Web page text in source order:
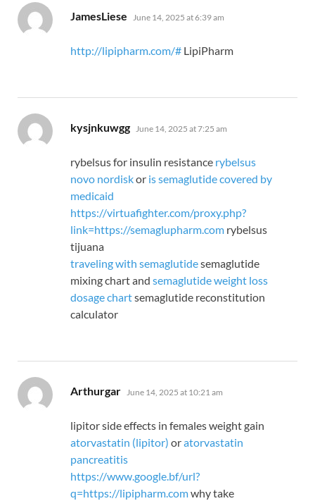
JamesLiese says:
June 14, 2025 at 6:39 am
http://lipipharm.com/# LipiPharm
kysjnkuwgg says:
June 14, 2025 at 7:25 am
rybelsus for insulin resistance rybelsus
novo nordiskor is semaglutide covered by
medicaid
https://virtuafighter.com/proxy.php?
link=https://semaglupharm.com rybelsus
tijuana
traveling with semaglutidesemaglutide
mixing chart and semaglutide weight loss
dosage chartsemaglutide reconstitution
calculator
Arthurgar says:
June 14, 2025 at 10:21 am
lipitor side effects in females weight gain
atorvastatin (lipitor) oratorvastatin
pancreatitis
https://www.google.bf/url?
q=https://lipipharm.comwhy take